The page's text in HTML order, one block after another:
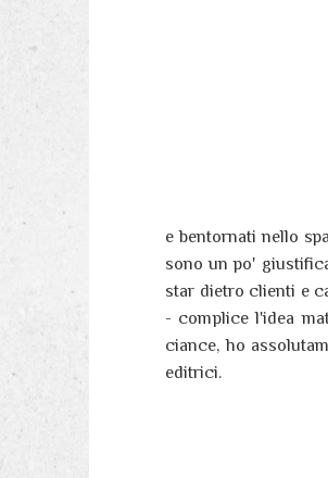
e bentornati nello
sono un po'
star dietro clienti e
- complice l'idea
ciance, ho
editrici.